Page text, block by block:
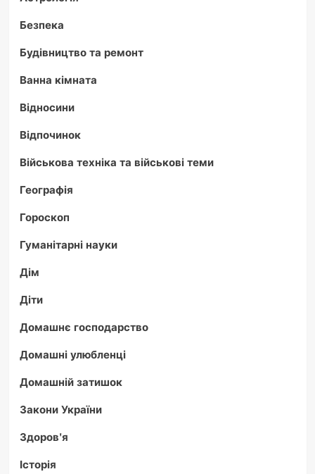
Безпека
Будівництво та ремонт
Ванна кімната
Відносини
Відпочинок
Військова техніка та військові теми
Географія
Гороскоп
Гуманітарні науки
Дім
Діти
Домашнє господарство
Домашні улюбленці
Домашній затишок
Закони України
Здоров'я
Історія